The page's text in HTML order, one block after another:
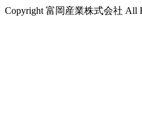
Copyright 富岡産業株式会社 All